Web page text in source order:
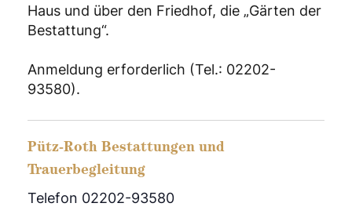
Haus und über den Friedhof, die „Gärten der
Bestattung“.
Anmeldung erforderlich (Tel.: 02202-
93580).
Pütz-Roth Bestattungen und
Trauerbegleitung
Telefon 02202-93580